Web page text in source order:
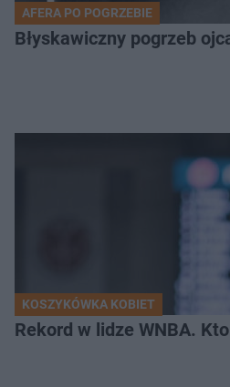
AFERA PO POGRZEBIE
Błyskawiczny pogrzeb
KOSZYKÓWKA KOBIET
Rekord w lidze WNBA.